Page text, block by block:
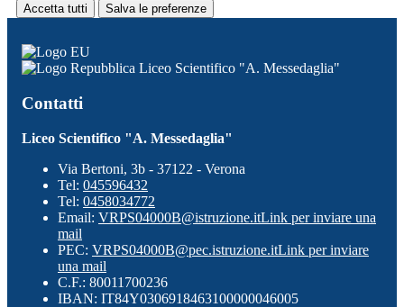
Accetta tutti Salva le preferenze
Liceo Scientifico "A. Messedaglia"
Contatti
Liceo Scientifico "A. Messedaglia"
Via Bertoni, 3b - 37122 - Verona
Tel: 045596432
Tel: 0458034772
Email: VRPS04000B@istruzione.itLink per inviare una
mail
PEC: VRPS04000B@pec.istruzione.itLink per inviare
una mail
C.F.: 80011700236
IBAN: IT84Y0306918463100000046005